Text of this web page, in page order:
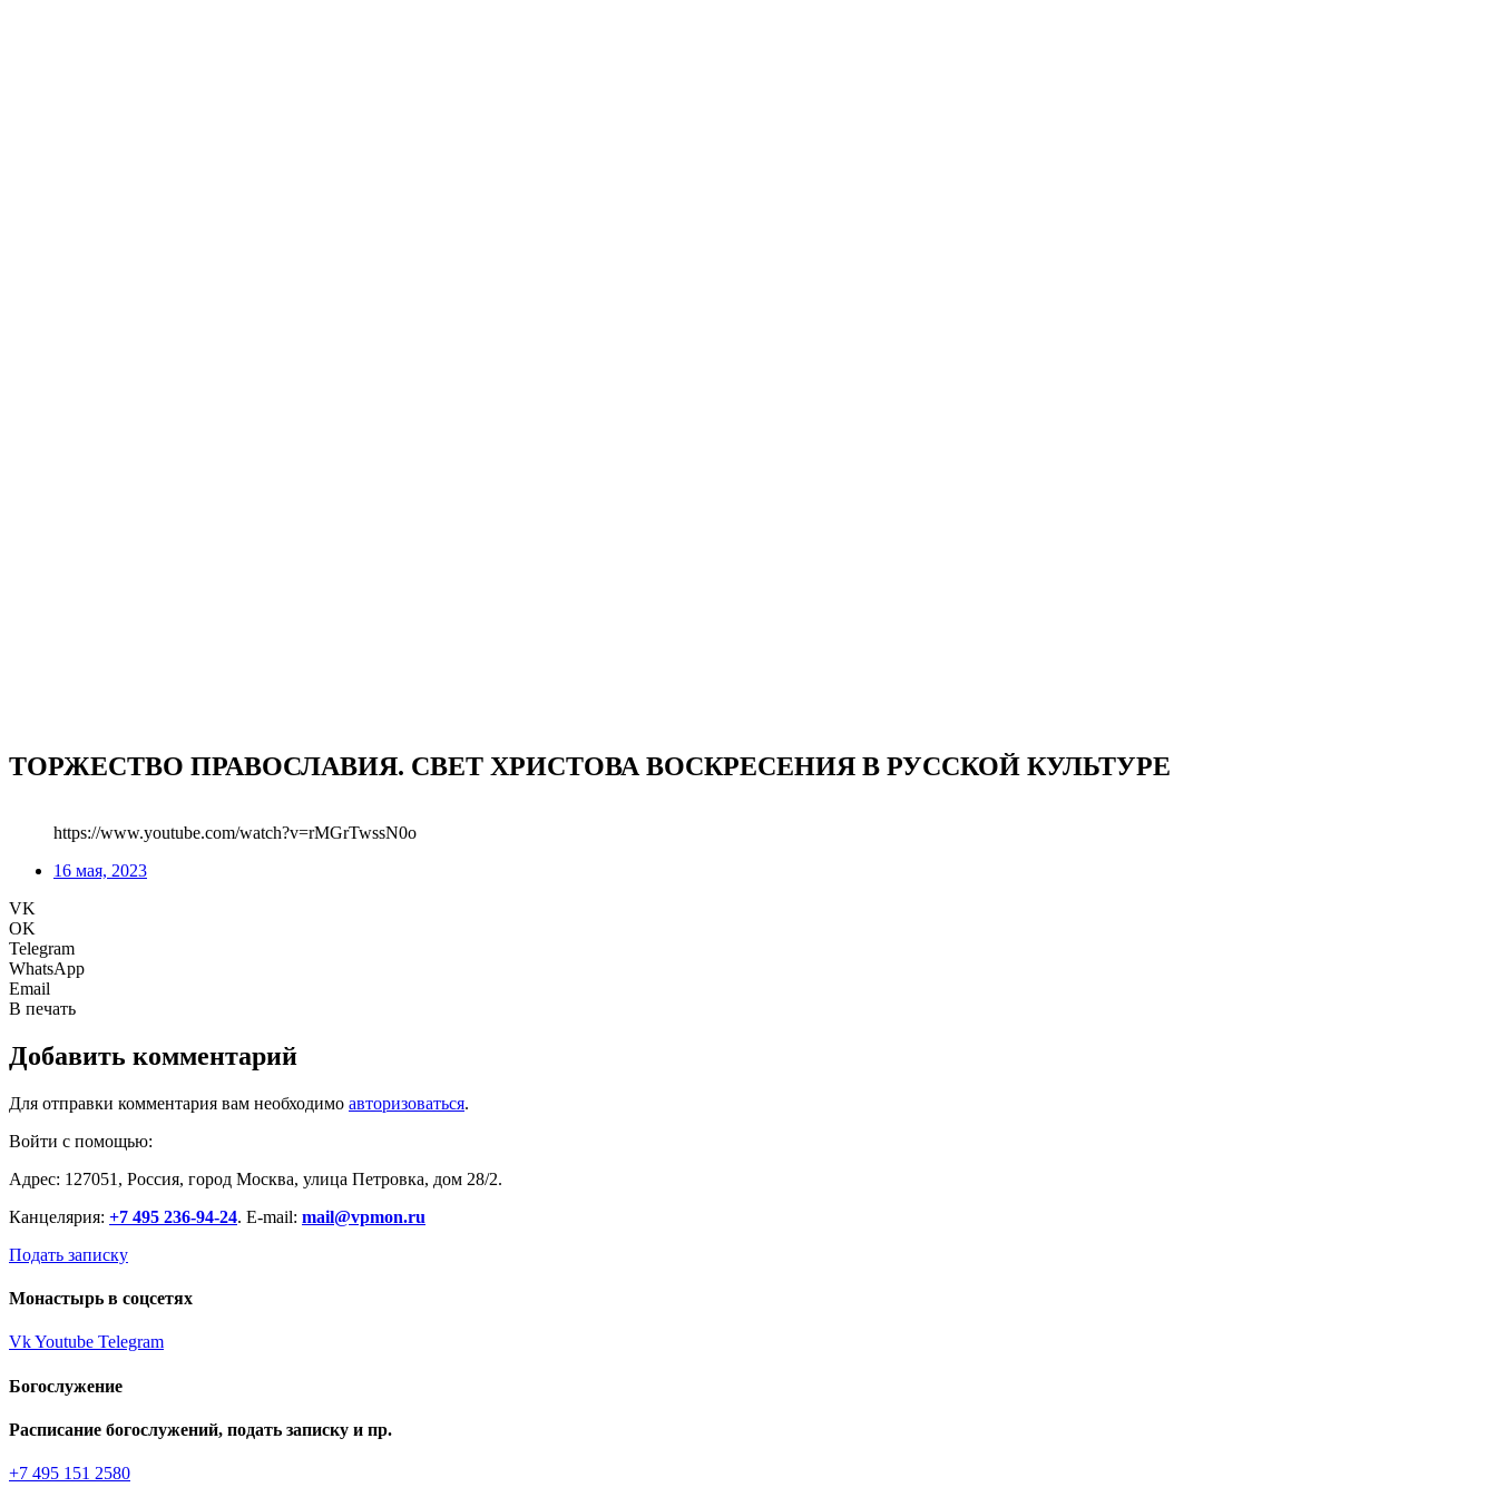
ТОРЖЕСТВО ПРАВОСЛАВИЯ. СВЕТ ХРИСТОВА ВОСКРЕСЕНИЯ В РУССКОЙ КУЛЬТУРЕ
https://www.youtube.com/watch?v=rMGrTwssN0o
16 мая, 2023
VK
OK
Telegram
WhatsApp
Email
В печать
Добавить комментарий
Для отправки комментария вам необходимо авторизоваться.
Войти с помощью:
Адрес: 127051, Россия, город Москва, улица Петровка, дом 28/2.
Канцелярия: +7 495 236-94-24. E-mail: mail@vpmon.ru
Подать записку
Монастырь в соцсетях
VkYoutube Telegram
Богослужение
Расписание богослужений, подать записку и пр.
+7 495 151 2580